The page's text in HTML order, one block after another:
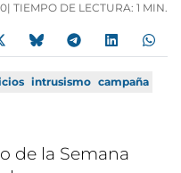
| TIEMPO DE LECTURA: 1 MIN.
intrusismo campaña
de la Semana